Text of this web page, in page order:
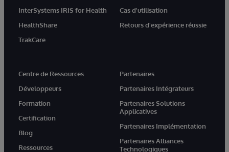
InterSystems IRIS for Health
HealthShare
TrakCare
Cas d'utilisation
Retours d'expérience réussie
Centre de Ressources
Développeurs
Formation
Certification
Blog
Ressources
Partenaires
Partenaires Intégrateurs
Partenaires Solutions
Applicatives
Partenaires Implémentation
Partenaires Alliances
Technologiques